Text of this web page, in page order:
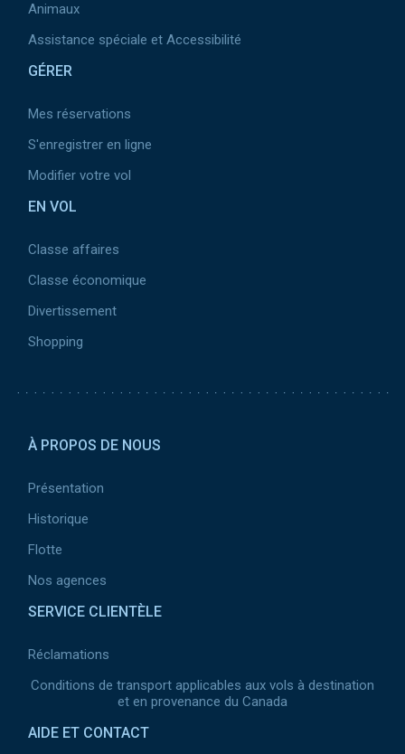
Animaux
Assistance spéciale et Accessibilité
GÉRER
Mes réservations
S'enregistrer en ligne
Modifier votre vol
EN VOL
Classe affaires
Classe économique
Divertissement
Shopping
À PROPOS DE NOUS
Présentation
Historique
Flotte
Nos agences
SERVICE CLIENTÈLE
Réclamations
Conditions de transport applicables aux vols à destination
et en provenance du Canada
AIDE ET CONTACT